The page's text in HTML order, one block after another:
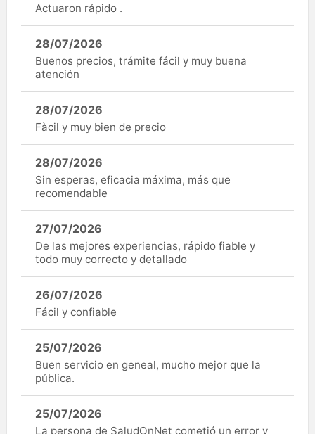
Actuaron rápido .
28/07/2026
Buenos precios, trámite fácil y muy buena
atención
28/07/2026
Fàcil y muy bien de precio
28/07/2026
Sin esperas, eficacia máxima, más que
recomendable
27/07/2026
De las mejores experiencias, rápido fiable y
todo muy correcto y detallado
26/07/2026
Fácil y confiable
25/07/2026
Buen servicio en geneal, mucho mejor que la
pública.
25/07/2026
La persona de SaludOnNet cometió un error y